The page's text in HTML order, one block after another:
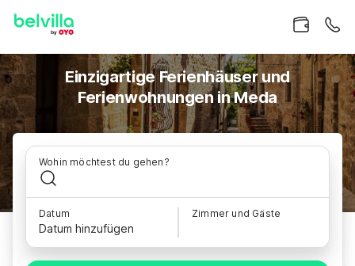
Einzigartige Ferienhäuser und
Ferienwohnungen in Meda
Wohin möchtest du gehen?
Datum
Datum hinzufügen
Zimmer und Gäste